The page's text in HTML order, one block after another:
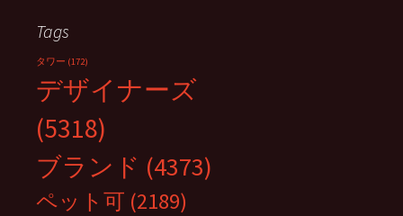
Tags
タワー (172)
デザイナーズ
(5318)
ブランド (4373)
ペット可 (2189)